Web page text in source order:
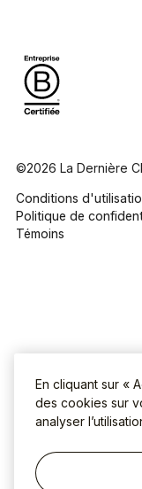
©2026 La Dernière
Conditions
Politique de
Témoins
En cliquant sur «
des cookies sur
analyser